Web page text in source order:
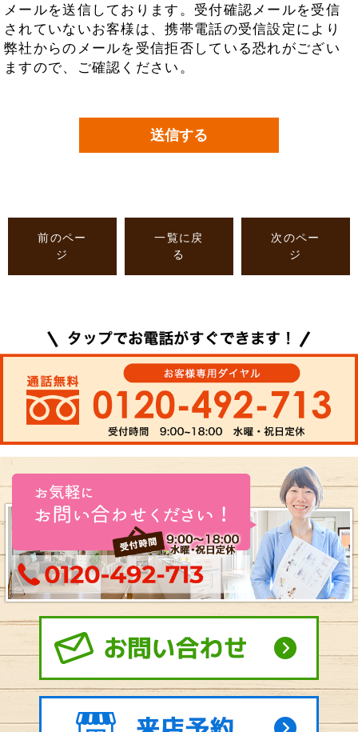
メールを送信しております。受付確認メールを受信
されていないお客様は、携帯電話の受信設定により
弊社からのメールを受信拒否している恐れがござい
ますので、ご確認ください。
前のペー
ジ
一覧に戻
る
次のペー
ジ